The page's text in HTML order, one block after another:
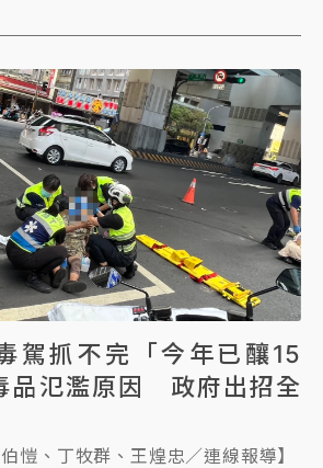
駕抓不完「今年已釀15
品氾濫原因 政府出招全
愷、丁牧群、王煌忠／連線報導】